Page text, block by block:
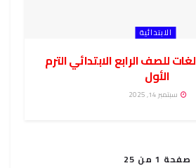
الابتدائية
اهم مذكرة ICT لغات للصف الرابع الابتدائي الترم
الأول
سبتمبر 14, 2025
صفحة 1 من 25